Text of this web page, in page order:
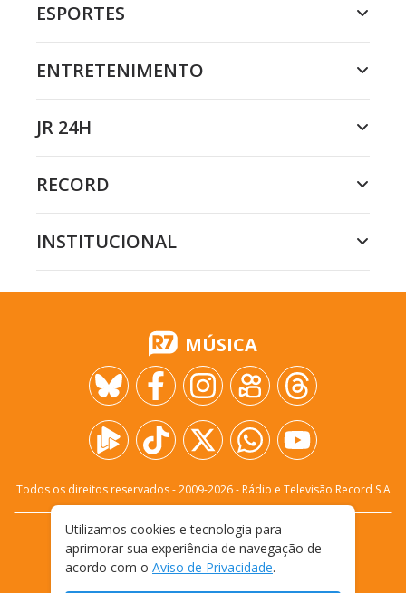
ESPORTES
ENTRETENIMENTO
JR 24H
RECORD
INSTITUCIONAL
MÚSICA
Todos os direitos reservados - 2009-2026- Rádio e Televisão Record S.A
FALE CONOSCO
PRIVACIDADE
TERMOS E CONDIÇÕES DE USO
Utilizamos cookies e tecnologia para
aprimorar sua experiência de navegação de
acordo com o Aviso de Privacidade.